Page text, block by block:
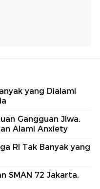
yang Dialami
Gangguan Jiwa,
Alami Anxiety
RI Tak Banyak yang
SMAN 72 Jakarta,